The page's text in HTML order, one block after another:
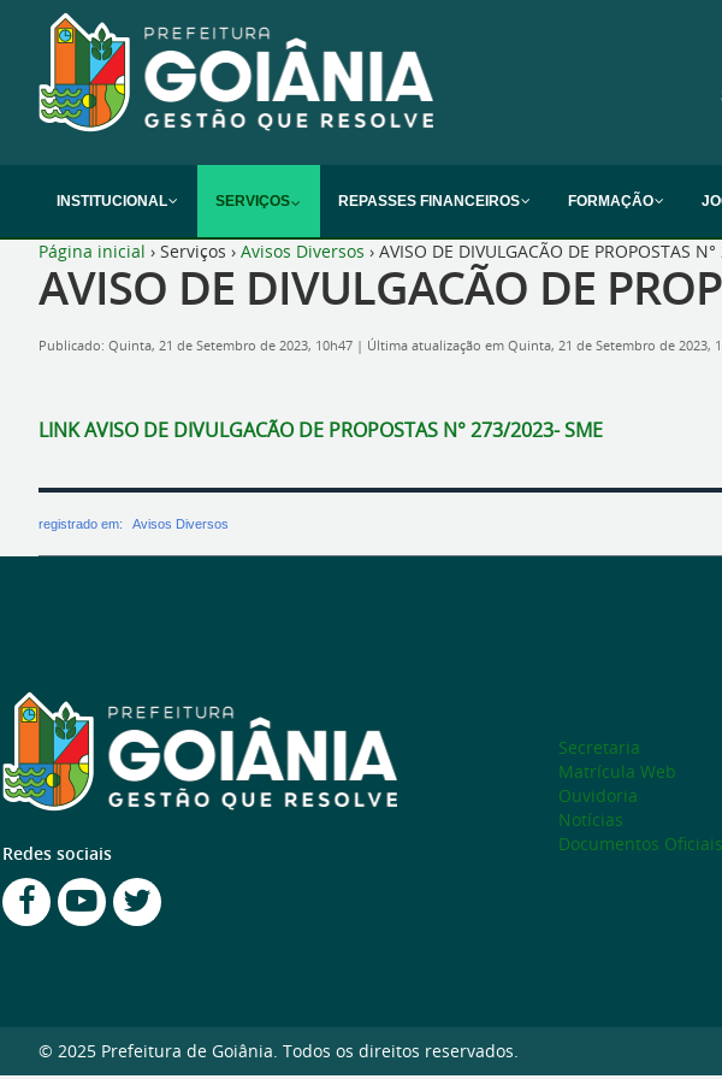
INSTITUCIONAL SERVIÇOS REPASSES FINANCEIROS FORMAÇÃO
Página inicial › Serviços › Avisos Diversos › AVISO DE DIVULGACÃO DE PROPOSTAS
AVISO DE DIVULGACÃO DE
Publicado: Quinta, 21 de Setembro de 2023, 10h47 | Última atualização em Quinta, 21 de Setembro de 2023,
LINK AVISO DE DIVULGACÃO DE PROPOSTAS N° 273/2023- SME
registrado em: Avisos Diversos
Redes sociais
Secretaria
Matrícula Web
Ouvidoria
Notícias
Documentos Oficiais
© 2025 Prefeitura de Goiânia. Todos os direitos reservados.